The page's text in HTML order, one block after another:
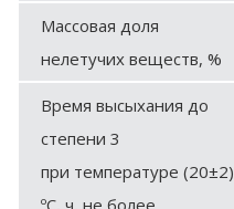
Массовая доля
нелетучих веществ, %
Время высыхания до
степени 3
при температуре (20±2)
ºС, ч, не более